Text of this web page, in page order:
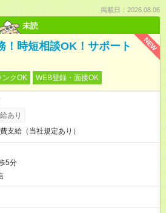
掲載日：2026.08.06
未読
NEW
！時短相談OK！サポート
ンクOK WEB登録・面接OK
あり
支給（当社規定あり）
5分